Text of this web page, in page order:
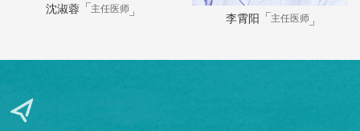
感染二科 感染三科 感染和免疫科
沈淑蓉 主任医师
李霄阳 主任医师